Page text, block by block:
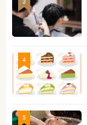
3
4
5